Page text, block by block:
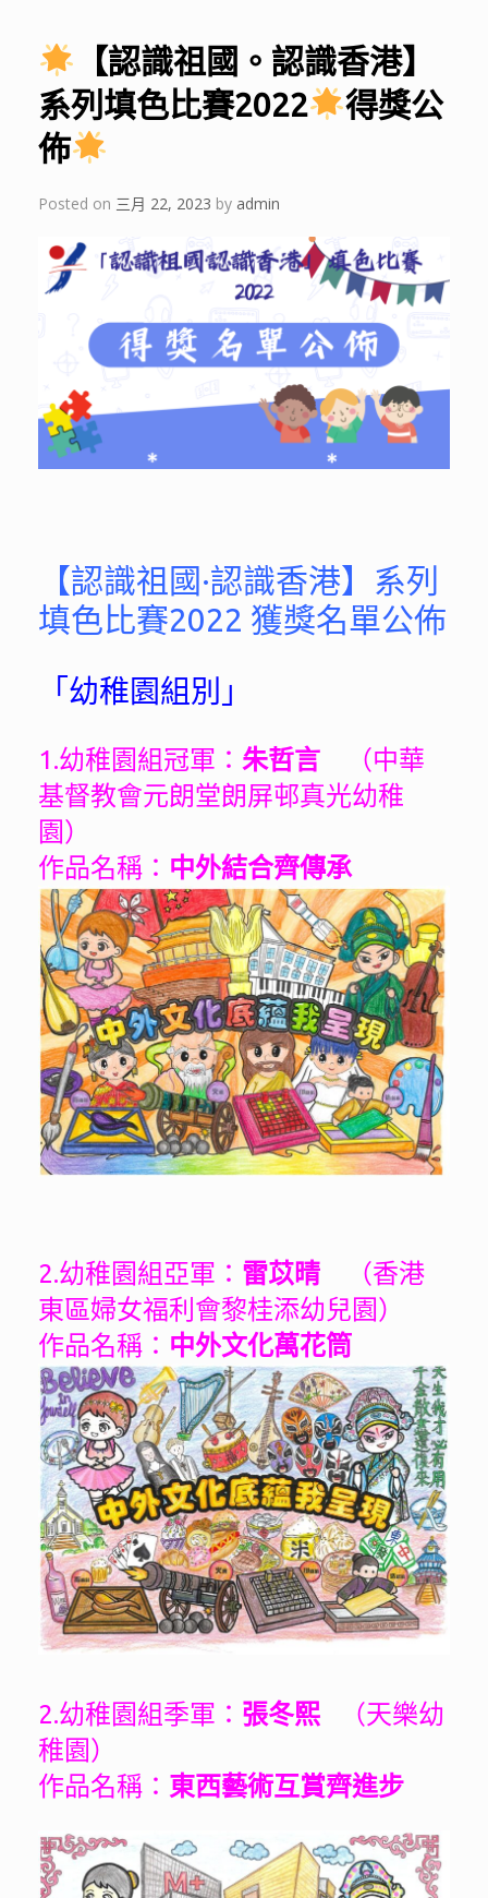
【認識祖國。認識香港】
系列填色比賽2022
得獎公
佈
Posted on 三月 22, 2023 by admin
【認識祖國·認識香港】系列
填色比賽2022 獲獎名單公佈
「幼稚園組別」
1.幼稚園組冠軍： 朱哲言 （中華
基督教會元朗堂朗屏邨真光幼稚
園）
作品名稱： 中外結合齊傳承
2.幼稚園組亞軍： 雷苡晴 （香港
東區婦女福利會黎桂添幼兒園）
作品名稱： 中外文化萬花筒
2.幼稚園組季軍： 張冬熙 （天樂幼
稚園）
作品名稱： 東西藝術互賞齊進步